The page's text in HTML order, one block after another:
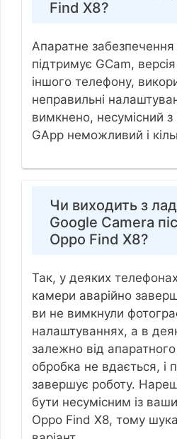
Find X8?
Апаратне
підтримує GCam,
іншого телефону,
неправильні
вимкнено, несумісний
GApp неможливий і
Чи виходить з
Google Camera
Oppo Find X8?
Так, у деяких
камери аварійно
ви не вимкнули
налаштуваннях, а в
залежно від
обробка не вдається, і
завершує роботу.
бути несумісним із
Oppo Find X8, тому